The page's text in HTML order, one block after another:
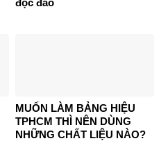
MUỐN LÀM BẢNG HIỆU
TPHCM THÌ NÊN DÙNG
NHỮNG CHẤT LIỆU NÀO?